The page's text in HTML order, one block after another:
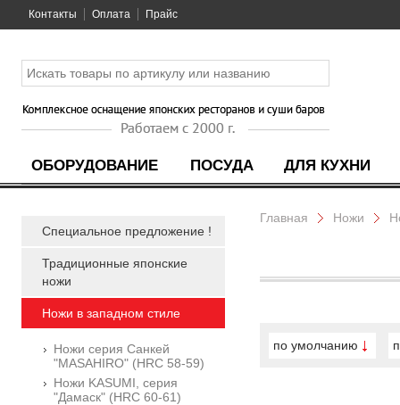
Контакты Оплата Прайс
ОБОРУДОВАНИЕ ПОСУДА ДЛЯ КУХНИ
Специальное предложение !
Традиционные японские
ножи
Ножи в западном стиле
Ножи серия Санкей
"MASAHIRO" (HRC 58-59)
Ножи KASUMI, серия
"Дамаск" (HRC 60-61)
Главная Ножи
по умолчанию